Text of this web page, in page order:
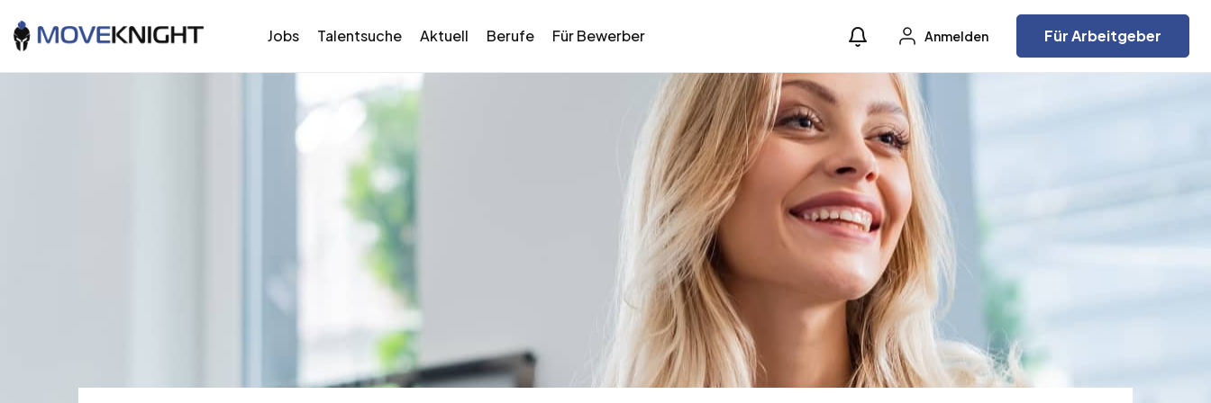
Jobs Talentsuche Aktuell Berufe Für Bewerber Anmelden Für Arbeitgeber